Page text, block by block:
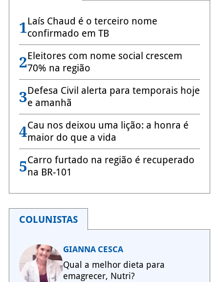
1Laís Chaud é o terceiro nome
confirmado em TB
2Eleitores com nome social crescem
70% na região
3Defesa Civil alerta para temporais hoje
e amanhã
4Cau nos deixou uma lição: a honra é
maior do que a vida
5Carro furtado na região é recuperado
na BR-101
COLUNISTAS
GIANNA CESCA
Qual a melhor dieta para
emagrecer, Nutri?